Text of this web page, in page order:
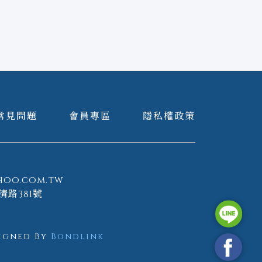
見問題 會員專區 隱私權政策
路381號
By Bondlink